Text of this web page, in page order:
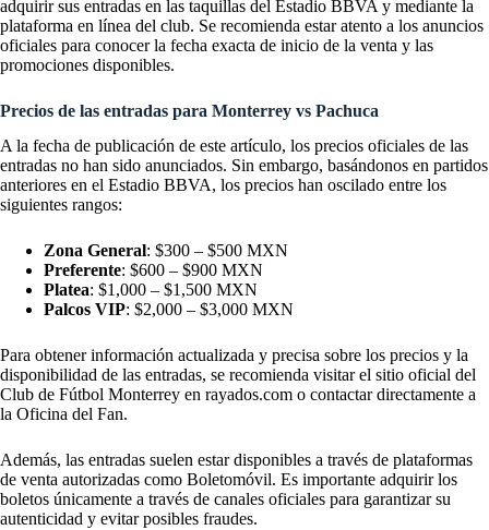
adquirir sus entradas en las taquillas del Estadio BBVA y mediante la
plataforma en línea del club. Se recomienda estar atento a los anuncios
oficiales para conocer la fecha exacta de inicio de la venta y las
promociones disponibles.
Precios de las entradas para Monterrey vs Pachuca
A la fecha de publicación de este artículo, los precios oficiales de las
entradas no han sido anunciados. Sin embargo, basándonos en partidos
anteriores en el Estadio BBVA, los precios han oscilado entre los
siguientes rangos:
Zona General: $300 – $500 MXN
Preferente: $600 – $900 MXN
Platea: $1,000 – $1,500 MXN
Palcos VIP: $2,000 – $3,000 MXN
Para obtener información actualizada y precisa sobre los precios y la
disponibilidad de las entradas, se recomienda visitar el sitio oficial del
Club de Fútbol Monterrey en rayados.com o contactar directamente a
la Oficina del Fan.
Además, las entradas suelen estar disponibles a través de plataformas
de venta autorizadas como Boletomóvil. Es importante adquirir los
boletos únicamente a través de canales oficiales para garantizar su
autenticidad y evitar posibles fraudes.